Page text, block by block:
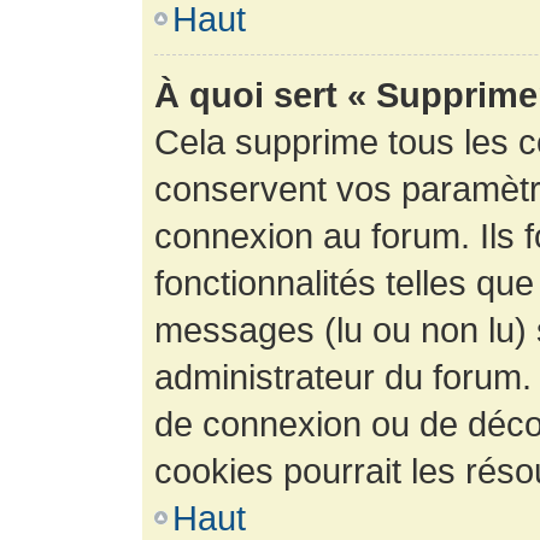
Haut
À quoi sert «
Cela supprime tous les
conservent vos
connexion au forum. Ils
fonctionnalités telles
messages (lu ou non
administrateur du
de connexion ou de
cookies pourrait les
Haut